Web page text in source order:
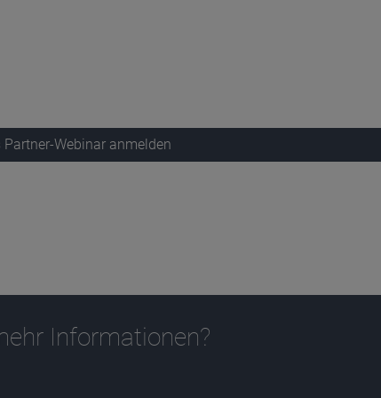
Webinar anmelden
Informationen?